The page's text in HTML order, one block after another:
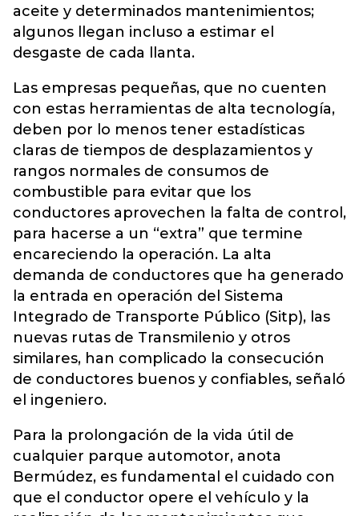
aceite y determinados mantenimientos;
algunos llegan incluso a estimar el
desgaste de cada llanta.
Las empresas pequeñas, que no cuenten
con estas herramientas de alta tecnología,
deben por lo menos tener estadísticas
claras de tiempos de desplazamientos y
rangos normales de consumos de
combustible para evitar que los
conductores aprovechen la falta de control,
para hacerse a un “extra” que termine
encareciendo la operación. La alta
demanda de conductores que ha generado
la entrada en operación del Sistema
Integrado de Transporte Público (Sitp), las
nuevas rutas de Transmilenio y otros
similares, han complicado la consecución
de conductores buenos y confiables, señaló
el ingeniero.
Para la prolongación de la vida útil de
cualquier parque automotor, anota
Bermúdez, es fundamental el cuidado con
que el conductor opere el vehículo y la